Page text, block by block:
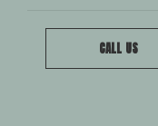
CALL US